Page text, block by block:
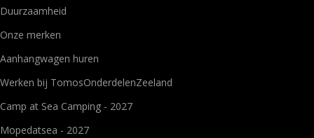
Duurzaamheid
Onze merken
Aanhangwagen huren
Werken bij TomosOnderdelenZeeland
Camp at Sea Camping - 2027
Mopedatsea - 2027